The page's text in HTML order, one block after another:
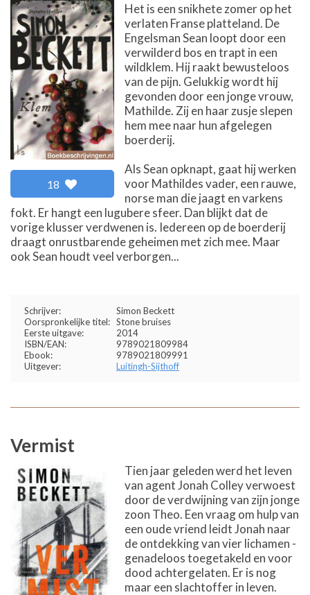
18
Het is een snikhete zomer op het
verlaten Franse platteland. De
Engelsman Sean loopt door een
verwilderd bos en trapt in een
wildklem. Hij raakt bewusteloos
van de pijn. Gelukkig wordt hij
gevonden door een jonge vrouw,
Mathilde. Zij en haar zusje slepen
hem mee naar hun afgelegen
boerderij.
Als Sean opknapt, gaat hij werken
voor Mathildes vader, een rauwe,
norse man die jaagt en varkens
fokt. Er hangt een lugubere sfeer. Dan blijkt dat de
vorige klusser verdwenen is. Iedereen op de boerderij
draagt onrustbarende geheimen met zich mee. Maar
ook Sean houdt veel verborgen...
Schrijver:
Simon Beckett
Oorspronkelijke titel: Stone bruises
Eerste uitgave:
2014
ISBN/EAN:
9789021809984
Ebook:
9789021809991
Uitgever:
Luitingh-Sijthoff
Vermist
Tien jaar geleden werd het leven
van agent Jonah Colley verwoest
door de verdwijning van zijn jonge
zoon Theo. Een vraag om hulp van
een oude vriend leidt Jonah naar
de ontdekking van vier lichamen -
genadeloos toegetakeld en voor
dood achtergelaten. Er is nog
maar een slachtoffer in leven.